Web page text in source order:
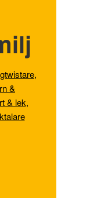
,
&
& lek,